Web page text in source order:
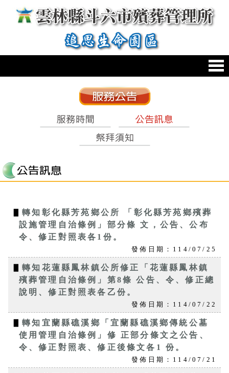
跳到主要內容區塊
▋轉知彰化縣芳苑鄉公所 「彰化縣芳苑鄉殯葬
設施管理自治條例」部分條 文，公告、公布
令、修正對照表各1份。
發佈日期：114/07/25
▋轉知花蓮縣鳳林鎮公所修正「花蓮縣鳳林鎮
殯葬管理自治條例」第8條 公告、令、修正總
說明、修正對照表各乙份。
發佈日期：114/07/22
▋轉知宜蘭縣礁溪鄉「宜蘭縣礁溪鄉傳統公墓
使用管理自治條例」修 正部分條文之公告、
令、修正對照表、修正後條文各1 份。
發佈日期：114/07/21